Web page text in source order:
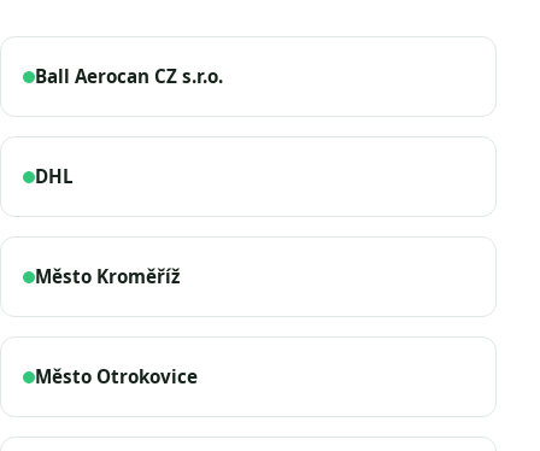
Ball Aerocan CZ s.r.o.
DHL
Město Kroměříž
Město Otrokovice